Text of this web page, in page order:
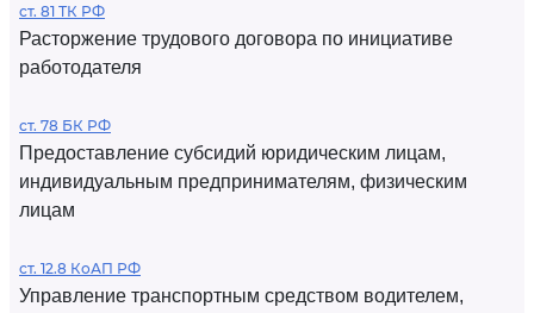
ст. 81 ТК РФ
Расторжение трудового договора по инициативе
работодателя
ст. 78 БК РФ
Предоставление субсидий юридическим лицам,
индивидуальным предпринимателям, физическим
лицам
ст. 12.8 КоАП РФ
Управление транспортным средством водителем,